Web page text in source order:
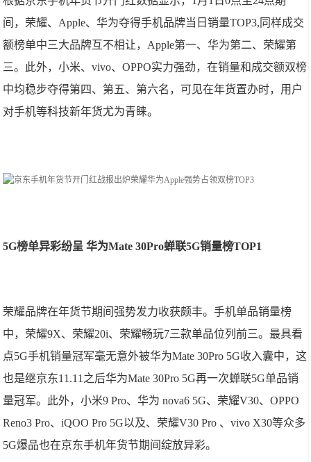
间，荣耀、Apple、华为夺得手机品牌当日销量TOP3,同样成交
额榜单中三大品牌互不相让，Apple第一、华为第二、荣耀第
三。此外，小米、vivo、OPPO实力强劲，在销量和成交额双榜
中均稳步夺得第四、第五、第六名，可见在年货置办时，用户
对手机等科技新年货尤为青睐。
5G榜单异彩纷呈 华为Mate 30Pro蝉联5G销量榜TOP1
荣耀品牌在年货节期间强势发力收获颇丰。手机单品销量榜
中，荣耀9X、荣耀20i、荣耀畅玩7三款单品位列前三。最具看
点5G手机销量冠军毫无意外被华为Mate 30Pro 5G收入囊中，这
也是继京东11.11之后华为Mate 30Pro 5G再一次蝉联5G单品销
量冠军。此外，小米9 Pro、华为 nova6 5G、荣耀V30、OPPO
Reno3 Pro、iQOO Pro 5G以及、荣耀V30 Pro 、vivo X30等众多
5G爆品也在京东手机年货节期间绽放异彩。